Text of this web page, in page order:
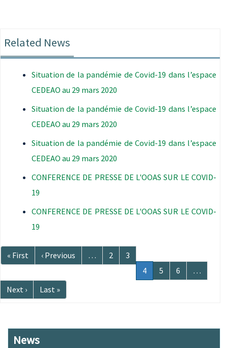
Related News
Situation de la pandémie de Covid-19 dans l’espace
CEDEAO au 29 mars 2020
Situation de la pandémie de Covid-19 dans l’espace
CEDEAO au 29 mars 2020
Situation de la pandémie de Covid-19 dans l’espace
CEDEAO au 29 mars 2020
CONFERENCE DE PRESSE DE L'OOAS SUR LE COVID-
19
CONFERENCE DE PRESSE DE L'OOAS SUR LE COVID-
19
Pagination
Première
page
« First
Page
précédente
‹ Previous … Page
2 Page
3
Page
courante
4 Page
5 Page
6
…
Page
suivante
Next ›
Dernière
page
Last »
News